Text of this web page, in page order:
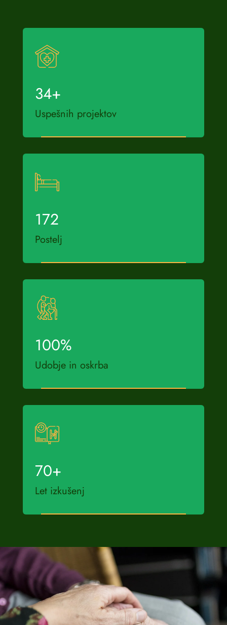
34+
Uspešnih projektov
172
Postelj
100%
Udobje in oskrba
70+
Let izkušenj